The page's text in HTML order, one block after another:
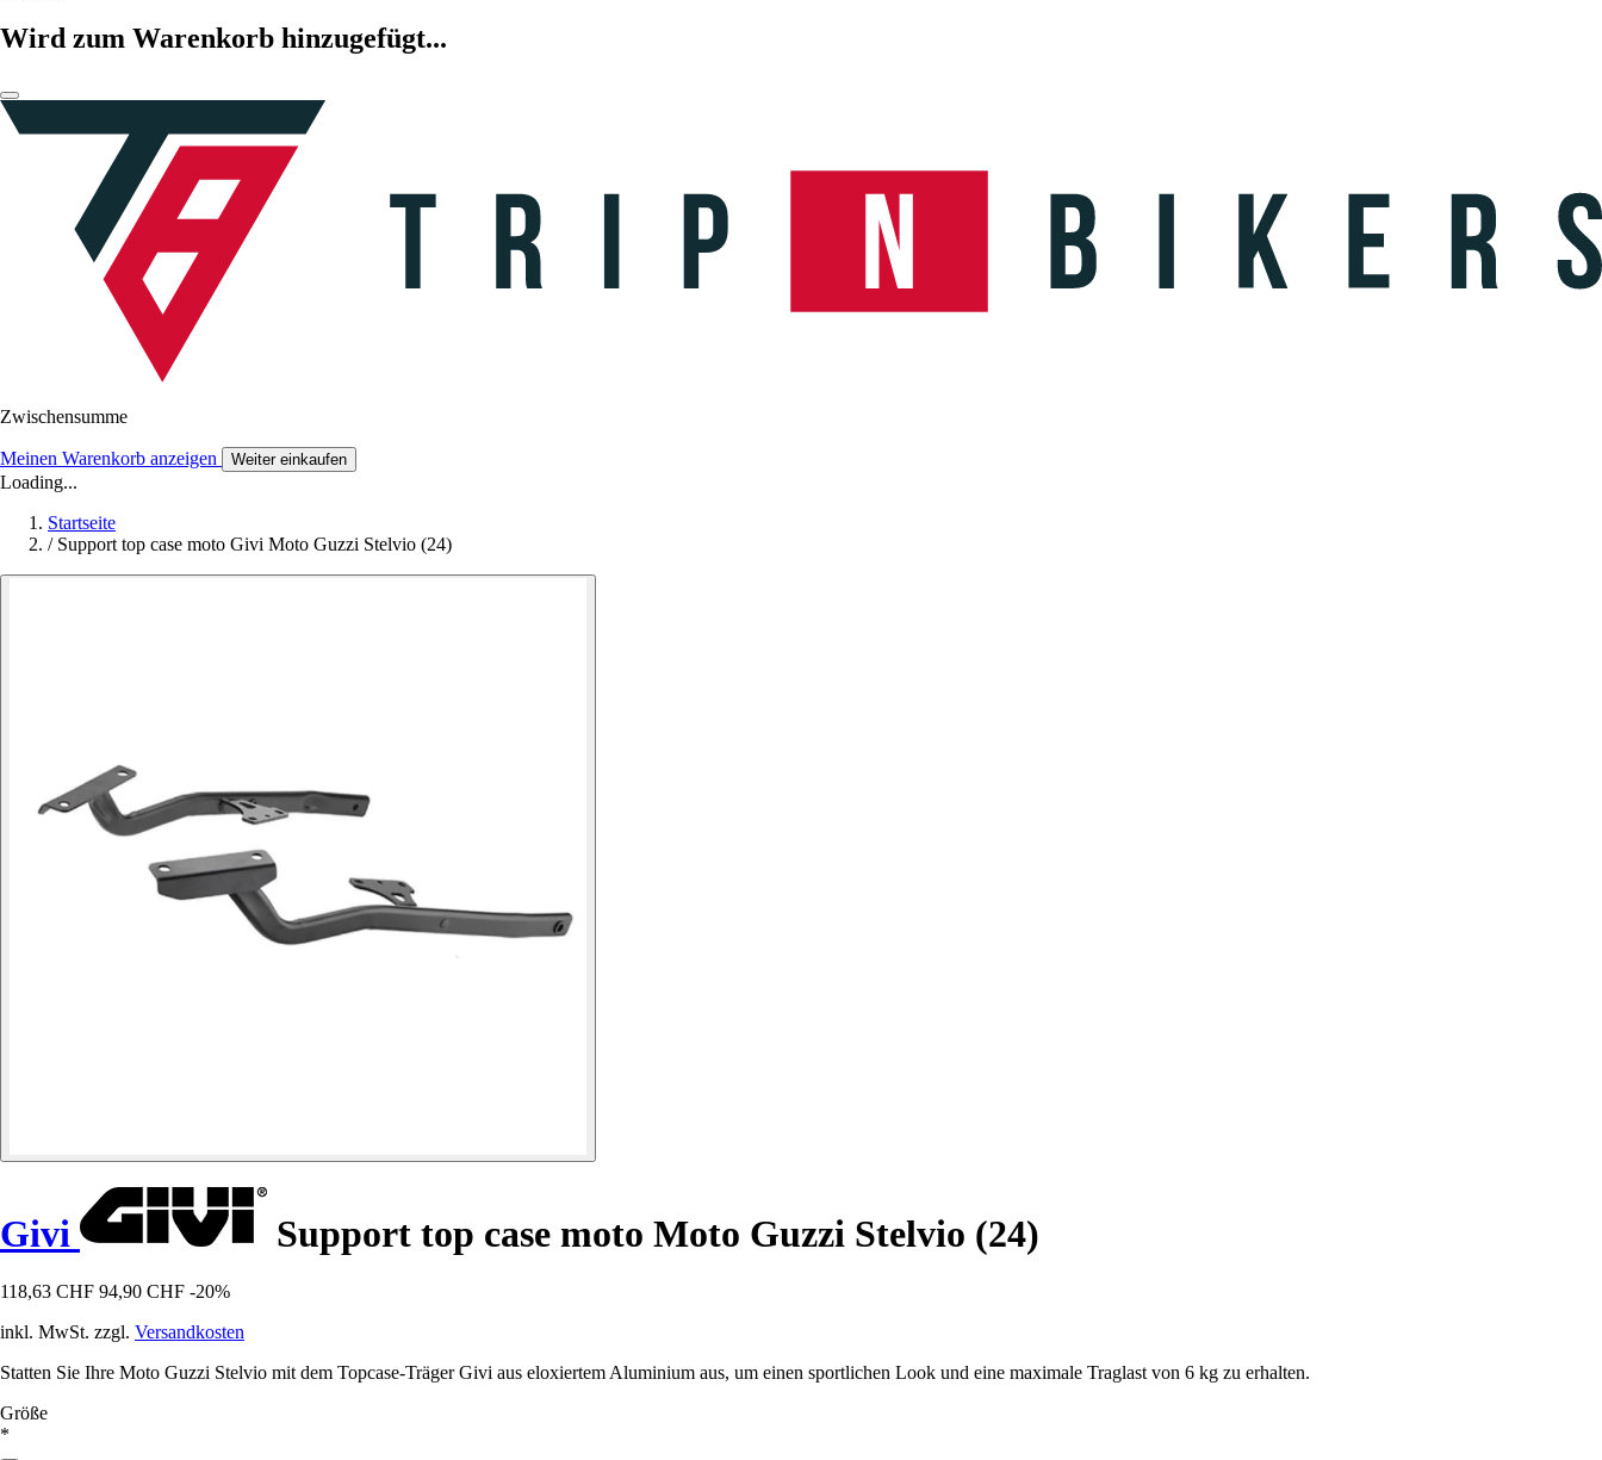
Wird zum Warenkorb hinzugefügt...
Zwischensumme
Meinen Warenkorb anzeigen Weiter einkaufen
Loading...
Startseite
/ Support top case moto Givi Moto Guzzi Stelvio (24)
Givi Support top case moto Moto Guzzi Stelvio (24)
118,63 CHF 94,90 CHF -20%
inkl. MwSt. zzgl. Versandkosten
Statten Sie Ihre Moto Guzzi Stelvio mit dem Topcase-Träger Givi aus eloxiertem Aluminium aus, um einen sportlichen Look und eine maximale Traglast von 6 kg zu erhalten.
Größe
*